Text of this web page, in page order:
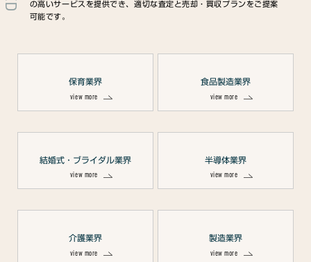
の高いサービスを提供でき、適切な査定と売却・買収プランをご提案
可能です。
保育業界
view more
食品製造業界
view more
結婚式・ブライダル業界
view more
半導体業界
view more
介護業界
view more
製造業界
view more